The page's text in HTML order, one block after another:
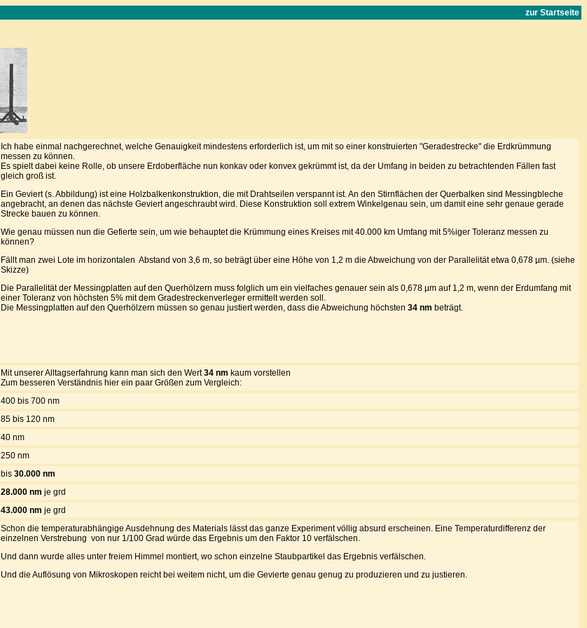
zur Startseite
Ich habe einmal nachgerechnet, welche Genauigkeit mindestens erforderlich ist, um mit so einer konstruierten "Geradestrecke" die Erdkrümmung
messen zu können.
Es spielt dabei keine Rolle, ob unsere Erdoberfläche nun konkav oder konvex gekrümmt ist, da der Umfang in beiden zu betrachtenden Fällen fast
gleich groß ist.
Ein Geviert (s. Abbildung) ist eine Holzbalkenkonstruktion, die mit Drahtseilen verspannt ist. An den Stirnflächen der Querbalken sind Messingbleche
angebracht, an denen das nächste Geviert angeschraubt wird. Diese Konstruktion soll extrem Winkelgenau sein, um damit eine sehr genaue gerade
Strecke bauen zu können.
Wie genau müssen nun die Gefierte sein, um wie behauptet die Krümmung eines Kreises mit 40.000 km Umfang mit 5%iger Toleranz messen zu
können?
Fällt man zwei Lote im horizontalen Abstand von 3,6 m, so beträgt über eine Höhe von 1,2 m die Abweichung von der Parallelität etwa 0,678 µm. (siehe
Skizze)
Die Parallelität der Messingplatten auf den Querhölzern muss folglich um ein vielfaches genauer sein als 0,678 µm auf 1,2 m, wenn der Erdumfang mit
einer Toleranz von höchsten 5% mit dem Gradestreckenverleger ermittelt werden soll.
Die Messingplatten auf den Querhölzern müssen so genau justiert werden, dass die Abweichung höchsten 34 nm beträgt.
Mit unserer Alltagserfahrung kann man sich den Wert34 nm kaum vorstellen
Zum besseren Verständnis hier ein paar Größen zum Vergleich:
400 bis 700 nm
85 bis 120 nm
40 nm
250 nm
bis 30.000 nm
28.000 nm je grd
43.000 nm je grd
Schon die temperaturabhängige Ausdehnung des Materials lässt das ganze Experiment völlig absurd erscheinen. Eine Temperaturdifferenz der
einzelnen Verstrebung von nur 1/100 Grad würde das Ergebnis um den Faktor 10 verfälschen.
Und dann wurde alles unter freiem Himmel montiert, wo schon einzelne Staubpartikel das Ergebnis verfälschen.
Und die Auflösung von Mikroskopen reicht bei weitem nicht, um die Gevierte genau genug zu produzieren und zu justieren.